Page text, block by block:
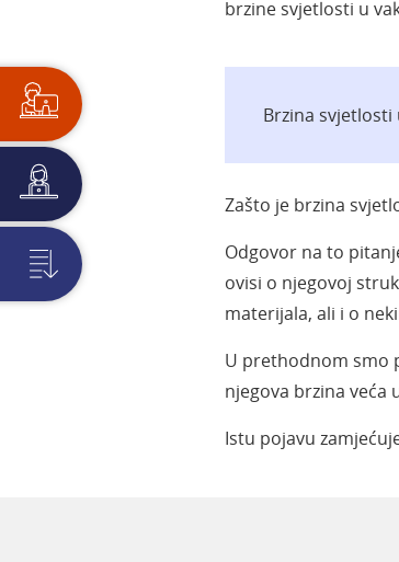
brzine svjetlosti u
Brzina
Zašto je brzina
Odgovor na to
ovisi o njegovoj
materijala, ali i o
U prethodnom smo
njegova brzina veća
Istu pojavu